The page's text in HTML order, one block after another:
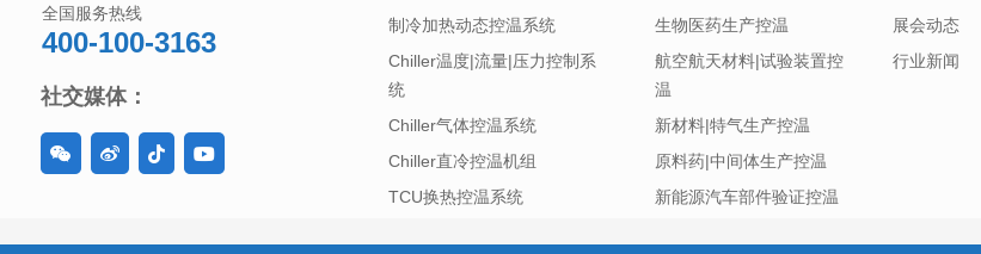
全国服务热线
400-100-3163
社交媒体：
制冷加热动态控温系统
Chiller温度|流量|压力控制系
统
Chiller气体控温系统
Chiller直冷控温机组
TCU换热控温系统
生物医药生产控温
航空航天材料|试验装置控
温
新材料|特气生产控温
原料药|中间体生产控温
新能源汽车部件验证控温
展会动态
行业新闻